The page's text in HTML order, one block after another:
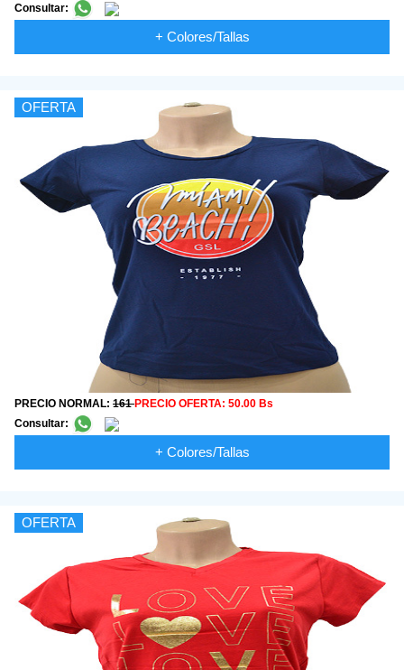
Consultar:
+ Colores/Tallas
OFERTA
PRECIO NORMAL: 161PRECIO OFERTA: 50.00 Bs
Consultar:
+ Colores/Tallas
OFERTA